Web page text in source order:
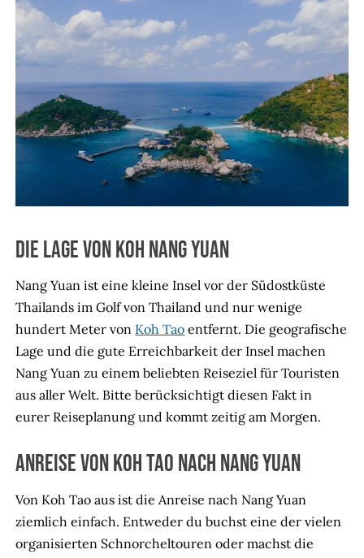
Die Lage von Koh Nang Yuan
Nang Yuan ist eine kleine Insel vor der Südostküste
Thailands im Golf von Thailand und nur wenige
hundert Meter von Koh Tao entfernt. Die geografische
Lage und die gute Erreichbarkeit der Insel machen
Nang Yuan zu einem beliebten Reiseziel für Touristen
aus aller Welt. Bitte berücksichtigt diesen Fakt in
eurer Reiseplanung und kommt zeitig am Morgen.
Anreise von Koh Tao nach Nang Yuan
Von Koh Tao aus ist die Anreise nach Nang Yuan
ziemlich einfach. Entweder du buchst eine der vielen
organisierten Schnorcheltouren oder machst die